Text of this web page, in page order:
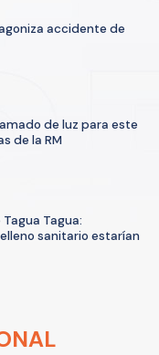
accidente de
de luz para este
de la RM
Tagua:
sanitario estarían